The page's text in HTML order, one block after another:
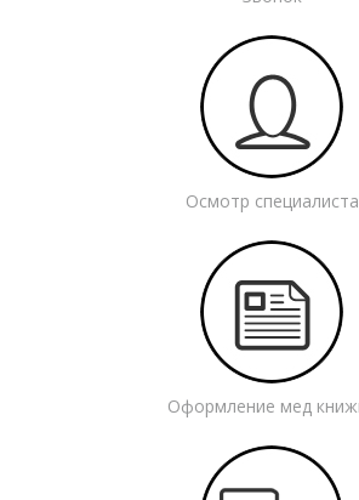
Осмотр специалиста
Оформление мед